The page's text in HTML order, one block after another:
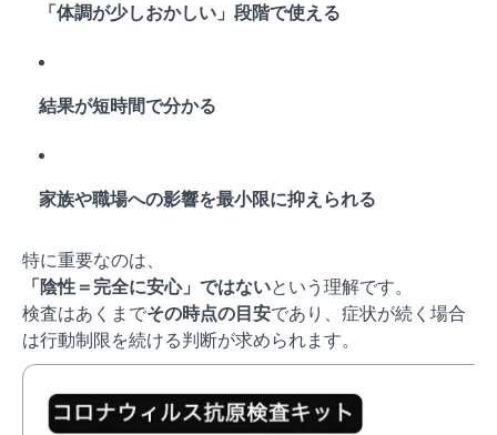
「体調が少しおかしい」段階で使える
結果が短時間で分かる
家族や職場への影響を最小限に抑えられる
特に重要なのは、
「陰性＝完全に安心」ではないという理解です。
検査はあくまでその時点の目安であり、症状が続く場合
は行動制限を続ける判断が求められます。